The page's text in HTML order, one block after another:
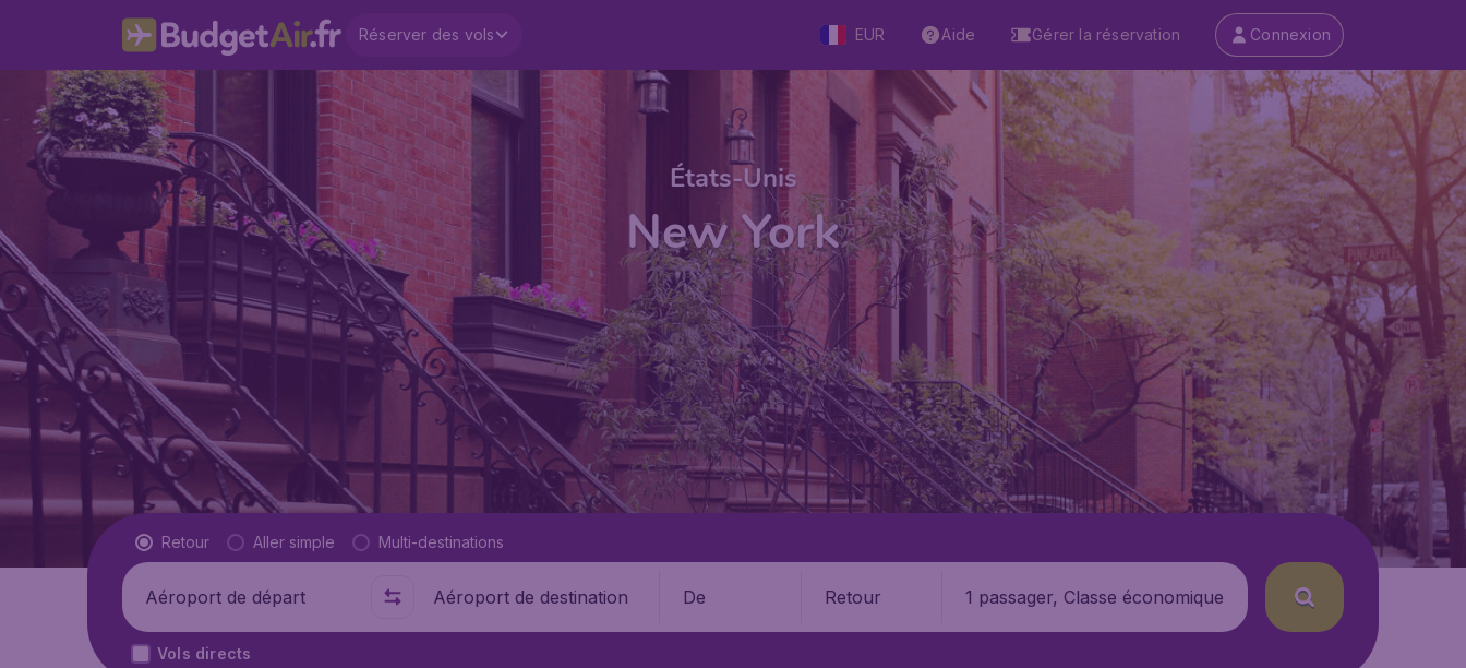
Réserver des vols EUR Aide Gérer la réservation Connexion
États-Unis
New York
Type de vol
Retour Aller simple Multi-destinations
Départ de Où De Retour 1 passager, Classe économique
Vols directs